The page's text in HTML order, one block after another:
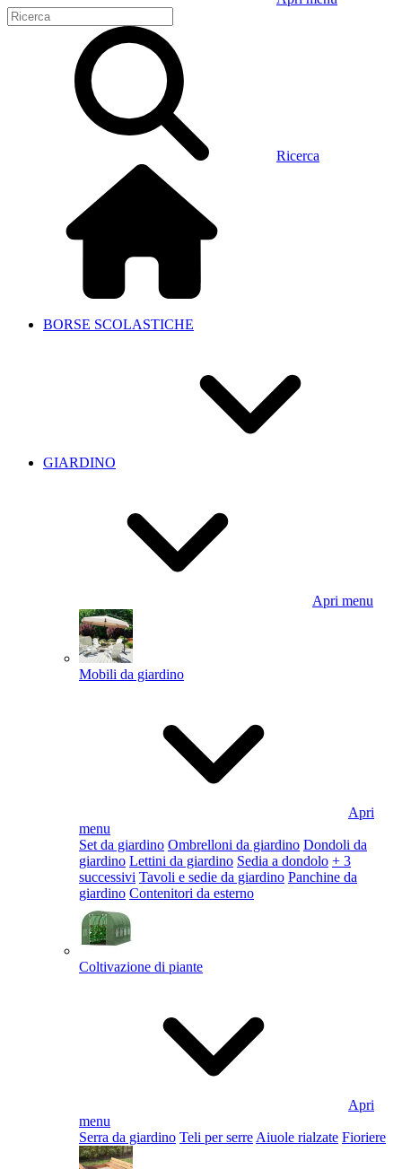
Ricerca
BORSE SCOLASTICHE
GIARDINO
Apri menu
Mobili da giardino
Apri
menu
Set da giardino Ombrelloni da giardino Dondoli da
giardino Lettini da giardino Sedia a dondolo + 3
successivi Tavoli e sedie da giardino Panchine da
giardino Contenitori da esterno
Coltivazione di piante
Apri
menu
Serra da giardino Teli per serre Aiuole rialzate Fioriere